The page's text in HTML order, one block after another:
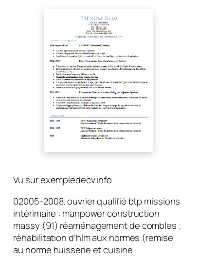
Vu sur exempledecv.info
02005-2008. ouvrier qualifié btp missions
intérimaire : manpower construction
massy (91) réaménagement de combles ;
réhabilitation d’hlm aux normes (remise
au norme huisserie et cuisine